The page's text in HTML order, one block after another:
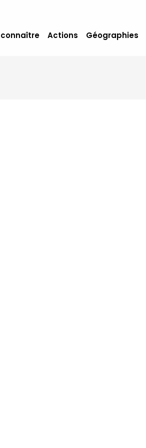
connaître Actions Géographies